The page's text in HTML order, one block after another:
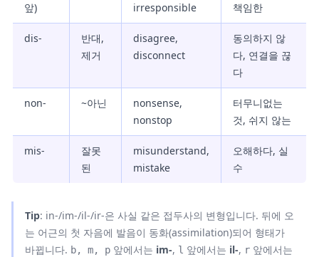
앞)
irresponsible
책임한
dis-
반대,
제거
disagree,
disconnect
동의하지 않
다, 연결을 끊
다
non- ~아닌
nonsense,
nonstop
터무니없는
것, 쉬지 않는
mis-
잘못
된
misunderstand,
mistake
오해하다, 실
수
Tip: in-/im-/il-/ir-은 사실 같은 접두사의 변형입니다. 뒤에 오
는 어근의 첫 자음에 발음이 동화(assimilation)되어 형태가
바뀝니다. b, m, p 앞에서는 im-, l 앞에서는 il-, r 앞에서는